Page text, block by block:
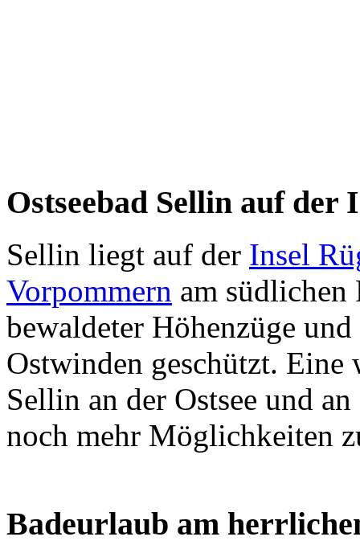
Ostseebad Sellin auf der
Sellin liegt auf der Insel
Vorpommern am
bewaldeter Höhenzüge
Ostwinden geschützt. Eine
Sellin an der Ostsee und
noch mehr Möglichkeiten
Badeurlaub am